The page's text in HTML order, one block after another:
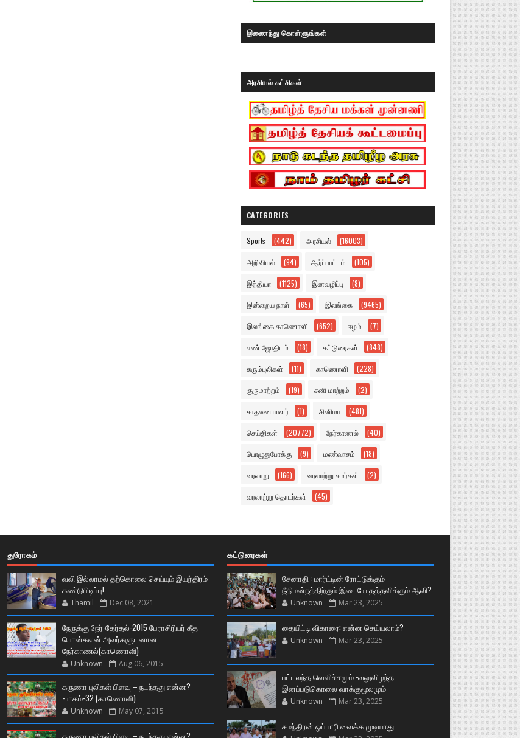
இணைந்து கொள்ளுங்கள்
அரசியல் கட்சிகள்
CATEGORIES
Sports (442) அரசியல் (16003)
அறிவியல் (94) ஆர்ப்பாட்டம் (105)
இந்தியா (1125) இனவழிப்பு (8)
இன்றைய நாள் (65) இலங்கை (9465)
இலங்கை காணொளி (652) ஈழம் (7)
எண் ஜோதிடம் (18) கட்டுரைகள் (848)
கரும்புலிகள் (11) காணொளி (228)
குருமாற்றம் (19) சனி மாற்றம் (2)
சாதனையாளர் (1) சினிமா (481)
செய்திகள் (20772) நேர்காணல் (40)
பொழுதுபோக்கு (9) மண்வாசம் (18)
வரலாறு (166) வரலாற்று சமர்கள் (2)
வரலாற்று தொடர்கள் (45)
துரோகம்
வலி இல்லாமல் தற்கொலை செய்யும் இயந்திரம்
கண்டுபிடிப்பு!
Thamil Dec 08, 2021
நேருக்கு நேர்-தேர்தல்-2015 பேராசிரியர் கீத
பொன்கலன் அவர்களுடனான
நேர்காணல்(காணொளி)
Unknown Aug 06, 2015
கருணா புலிகள் பிளவு – நடந்தது என்ன?
-பாகம்-32 (காணொளி)
Unknown May 07, 2015
கருணா புலிகள் பிளவு – நடந்தது என்ன?
கட்டுரைகள்
சேனாதி : மார்ட்டின் ரோட்டுக்கும்
நீதிமன்றத்திற்கும் இடையே தத்தளிக்கும் ஆவி?
Unknown Mar 23, 2025
தையிட்டி விகாரை: என்ன செய்யலாம்?
Unknown Mar 23, 2025
பட்டலந்த வெளிச்சமும் -வலுவிழந்த
இனப்படுகொலை வாக்குமூலமும்
Unknown Mar 23, 2025
சுமந்திரன் ஒப்பாரி வைக்க முடியாது